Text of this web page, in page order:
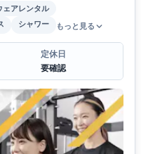
ェアレンタル
シャワー もっと見る
定休日
要確認